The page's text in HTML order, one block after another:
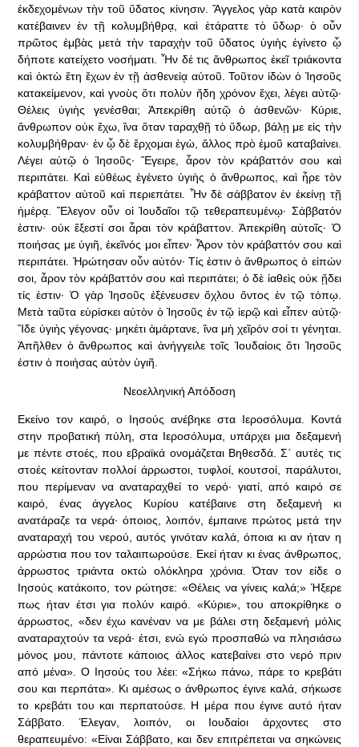
ἐκδεχομένων τὴν τοῦ ὕδατος κίνησιν. Ἄγγελος γὰρ κατὰ καιρὸν
κατέβαινεν ἐν τῇ κολυμβήθρᾳ, καὶ ἐτάραττε τὸ ὕδωρ· ὁ οὖν
πρῶτος ἐμβὰς μετὰ τὴν ταραχὴν τοῦ ὕδατος ὑγιὴς ἐγίνετο ᾧ
δήποτε κατείχετο νοσήματι. Ἦν δέ τις ἄνθρωπος ἐκεῖ τριάκοντα
καὶ ὀκτὼ ἔτη ἔχων ἐν τῇ ἀσθενείᾳ αὐτοῦ. Τοῦτον ἰδὼν ὁ Ἰησοῦς
κατακείμενον, καὶ γνοὺς ὅτι πολὺν ἤδη χρόνον ἔχει, λέγει αὐτῷ·
Θέλεις ὑγιὴς γενέσθαι; Ἀπεκρίθη αὐτῷ ὁ ἀσθενῶν· Κύριε,
ἄνθρωπον οὐκ ἔχω, ἵνα ὅταν ταραχθῇ τὸ ὕδωρ, βάλῃ με εἰς τὴν
κολυμβήθραν· ἐν ᾧ δὲ ἔρχομαι ἐγὼ, ἄλλος πρὸ ἐμοῦ καταβαίνει.
Λέγει αὐτῷ ὁ Ἰησοῦς· Ἔγειρε, ἆρον τὸν κράβαττόν σου καὶ
περιπάτει. Καὶ εὐθέως ἐγένετο ὑγιὴς ὁ ἄνθρωπος, καὶ ἦρε τὸν
κράβαττον αὐτοῦ καὶ περιεπάτει. Ἦν δὲ σάββατον ἐν ἐκείνῃ τῇ
ἡμέρᾳ. Ἔλεγον οὖν οἱ Ἰουδαῖοι τῷ τεθεραπευμένῳ· Σάββατόν
ἐστιν· οὐκ ἔξεστί σοι ἆραι τὸν κράβαττον. Ἀπεκρίθη αὐτοῖς· Ὁ
ποιήσας με ὑγιῆ, ἐκεῖνός μοι εἶπεν· Ἆρον τὸν κράβαττόν σου καὶ
περιπάτει. Ἠρώτησαν οὖν αὐτόν· Τίς ἐστιν ὁ ἄνθρωπος ὁ εἰπών
σοι, ἆρον τὸν κράβαττόν σου καὶ περιπάτει; ὁ δὲ ἰαθεὶς οὐκ ᾔδει
τίς ἐστιν· Ὁ γὰρ Ἰησοῦς ἐξένευσεν ὄχλου ὄντος ἐν τῷ τόπῳ.
Μετὰ ταῦτα εὑρίσκει αὐτὸν ὁ Ἰησοῦς ἐν τῷ ἱερῷ καὶ εἶπεν αὐτῷ·
Ἴδε ὑγιὴς γέγονας· μηκέτι ἁμάρτανε, ἵνα μὴ χεῖρόν σοί τι γένηται.
Ἀπῆλθεν ὁ ἄνθρωπος καὶ ἀνήγγειλε τοῖς Ἰουδαίοις ὅτι Ἰησοῦς
ἐστιν ὁ ποιήσας αὐτὸν ὑγιῆ.
Νεοελληνική Απόδοση
Εκείνο τον καιρό, ο Ιησούς ανέβηκε στα Ιεροσόλυμα. Κοντά
στην προβατική πύλη, στα Ιεροσόλυμα, υπάρχει μια δεξαμενή
με πέντε στοές, που εβραϊκά ονομάζεται Βηθεσδά. Σ΄ αυτές τις
στοές κείτονταν πολλοί άρρωστοι, τυφλοί, κουτσοί, παράλυτοι,
που περίμεναν να αναταραχθεί το νερό· γιατί, από καιρό σε
καιρό, ένας άγγελος Κυρίου κατέβαινε στη δεξαμενή κι
ανατάραζε τα νερά· όποιος, λοιπόν, έμπαινε πρώτος μετά την
αναταραχή του νερού, αυτός γινόταν καλά, όποια κι αν ήταν η
αρρώστια που τον ταλαιπωρούσε. Εκεί ήταν κι ένας άνθρωπος,
άρρωστος τριάντα οκτώ ολόκληρα χρόνια. Όταν τον είδε ο
Ιησούς κατάκοιτο, τον ρώτησε: «Θέλεις να γίνεις καλά;» Ήξερε
πως ήταν έτσι για πολύν καιρό. «Κύριε», του αποκρίθηκε ο
άρρωστος, «δεν έχω κανέναν να με βάλει στη δεξαμενή μόλις
αναταραχτούν τα νερά· έτσι, ενώ εγώ προσπαθώ να πλησιάσω
μόνος μου, πάντοτε κάποιος άλλος κατεβαίνει στο νερό πριν
από μένα». Ο Ιησούς του λέει: «Σήκω πάνω, πάρε το κρεβάτι
σου και περπάτα». Κι αμέσως ο άνθρωπος έγινε καλά, σήκωσε
το κρεβάτι του και περπατούσε. Η μέρα που έγινε αυτό ήταν
Σάββατο. Έλεγαν, λοιπόν, οι Ιουδαίοι άρχοντες στο
θεραπευμένο: «Είναι Σάββατο, και δεν επιτρέπεται να σηκώνεις